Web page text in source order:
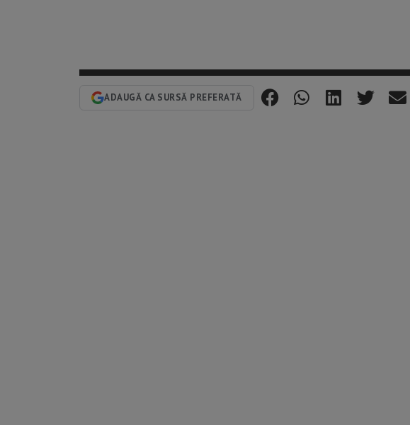
ADAUGĂ CA SURSĂ PREFERATĂ